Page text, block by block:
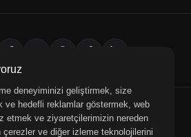
WhatsApp Phone
deneyiminizi geliştirmek, size
ve hedefli reklamlar göstermek, web
etmek ve ziyaretçilerimizin nereden
ve diğer izleme teknolojilerini